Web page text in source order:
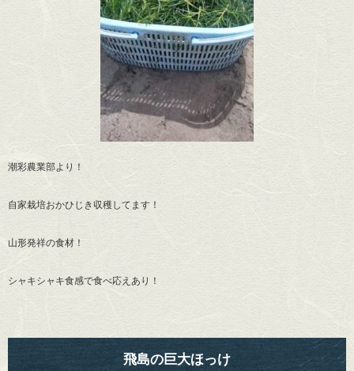
潮彩農業部より！
自家栽培おかひじき収穫してます！
山形発祥の食材！
シャキシャキ食感で食べ応えあり！
飛島の巨大ほっけ